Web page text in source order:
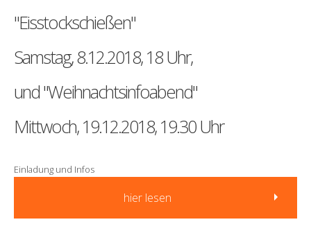
"Eisstockschießen"
Samstag, 8.12.2018, 18 Uhr,
und "Weihnachtsinfoabend"
Mittwoch, 19.12.2018, 19.30 Uhr
Einladung und Infos
hier lesen